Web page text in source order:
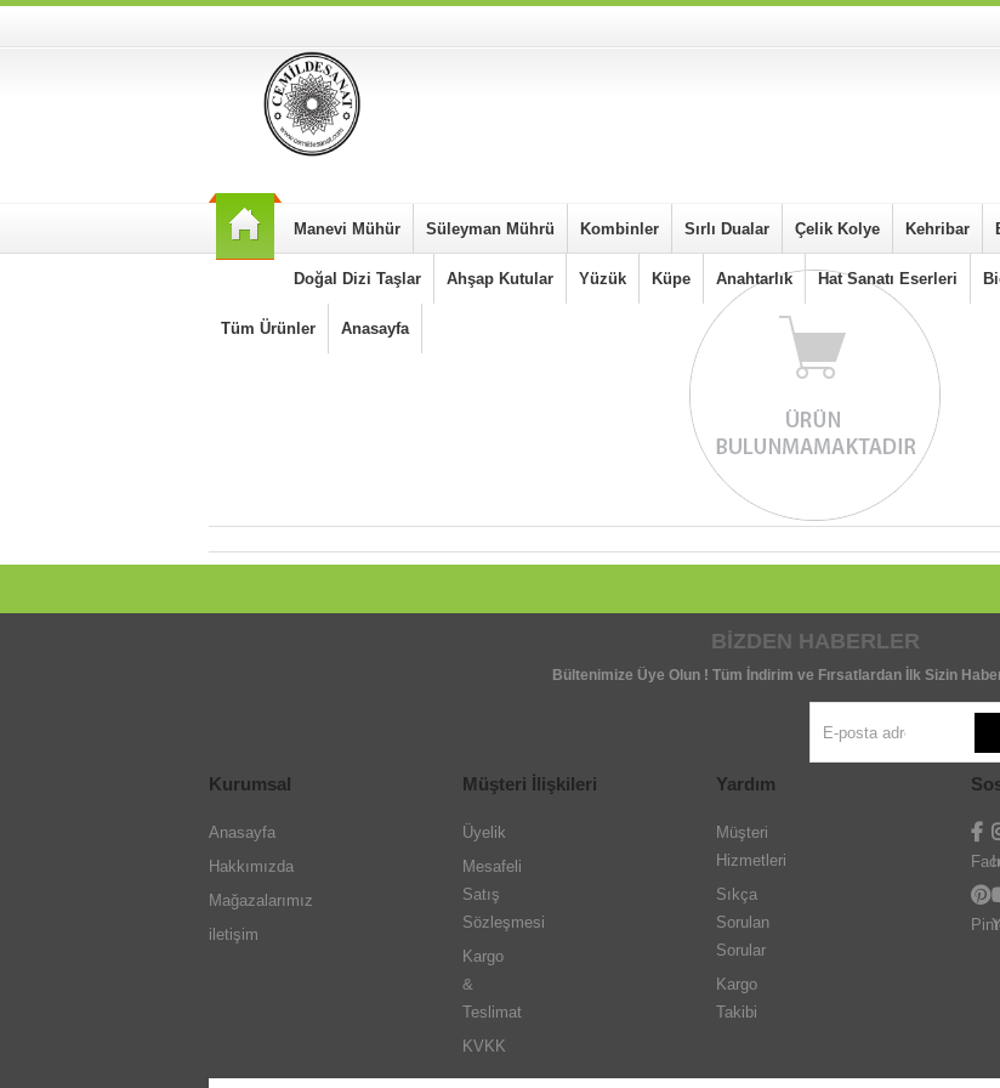
Manevi Mühür Süleyman Mührü Kombinler Sırlı Dualar Çelik Kolye Kehribar
Doğal Dizi Taşlar Ahşap Kutular Yüzük Küpe Anahtarlık Hat Sanatı Eserleri
Tüm Ürünler Anasayfa
BIZDEN HABERLER
Bültenimize Üye Olun ! Tüm İndirim ve Fırsatlardan İlk Sizin
Kurumsal
Anasayfa
Hakkımızda
Mağazalarımız
iletişim
Müşteri İlişkileri
Üyelik
Mesafeli
Satış
Sözleşmesi
Kargo
&
Teslimat
KVKK
Yardım
Müşteri
Hizmetleri
Sıkça
Sorulan
Sorular
Kargo
Takibi